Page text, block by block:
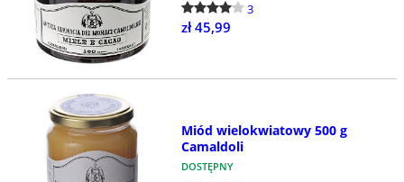
3
zł 45,99
Miód wielokwiatowy 500 g
Camaldoli
DOSTĘPNY